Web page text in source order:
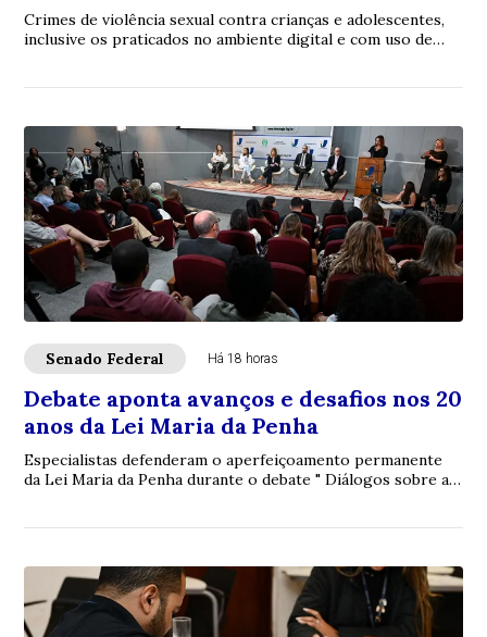
Crimes de violência sexual contra crianças e adolescentes,
inclusive os praticados no ambiente digital e com uso de
Senado Federal Há 18 horas
Debate aponta avanços e desafios nos 20
anos da Lei Maria da Penha
Especialistas defenderam o aperfeiçoamento permanente
da Lei Maria da Penha durante o debate " Diálogos sobre a